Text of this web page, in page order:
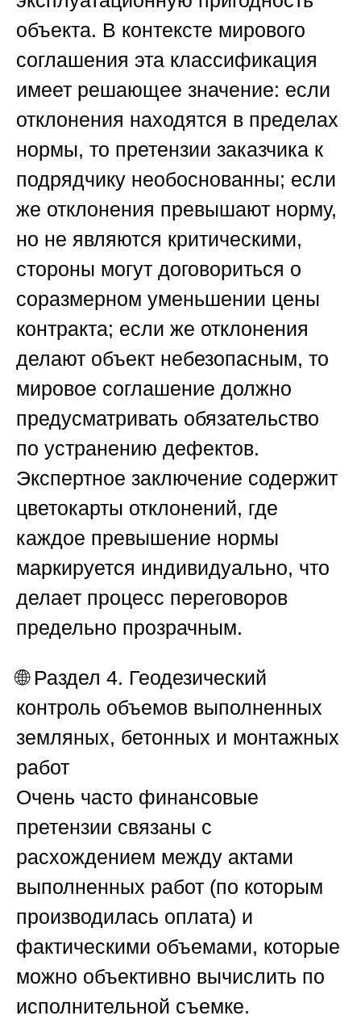
объекта. В контексте мирового
соглашения эта классификация
имеет решающее значение: если
отклонения находятся в пределах
нормы, то претензии заказчика к
подрядчику необоснованны; если
же отклонения превышают норму,
но не являются критическими,
стороны могут договориться о
соразмерном уменьшении цены
контракта; если же отклонения
делают объект небезопасным, то
мировое соглашение должно
предусматривать обязательство
по устранению дефектов.
Экспертное заключение содержит
цветокарты отклонений, где
каждое превышение нормы
маркируется индивидуально, что
делает процесс переговоров
предельно прозрачным.
🌐 Раздел 4. Геодезический
контроль объемов выполненных
земляных, бетонных и монтажных
работ
Очень часто финансовые
претензии связаны с
расхождением между актами
выполненных работ (по которым
производилась оплата) и
фактическими объемами, которые
можно объективно вычислить по
исполнительной съемке.